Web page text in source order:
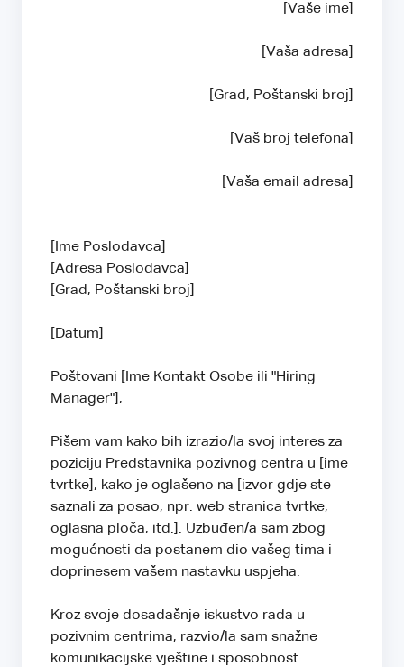
[Vaše ime]
[Vaša adresa]
[Grad, Poštanski broj]
[Vaš broj telefona]
[Vaša email adresa]
[Ime Poslodavca]
[Adresa Poslodavca]
[Grad, Poštanski broj]
[Datum]
Poštovani [Ime Kontakt Osobe ili "Hiring
Manager"],
Pišem vam kako bih izrazio/la svoj interes za
poziciju Predstavnika pozivnog centra u [ime
tvrtke], kako je oglašeno na [izvor gdje ste
saznali za posao, npr. web stranica tvrtke,
oglasna ploča, itd.]. Uzbuđen/a sam zbog
mogućnosti da postanem dio vašeg tima i
doprinesem vašem nastavku uspjeha.
Kroz svoje dosadašnje iskustvo rada u
pozivnim centrima, razvio/la sam snažne
komunikacijske vještine i sposobnost